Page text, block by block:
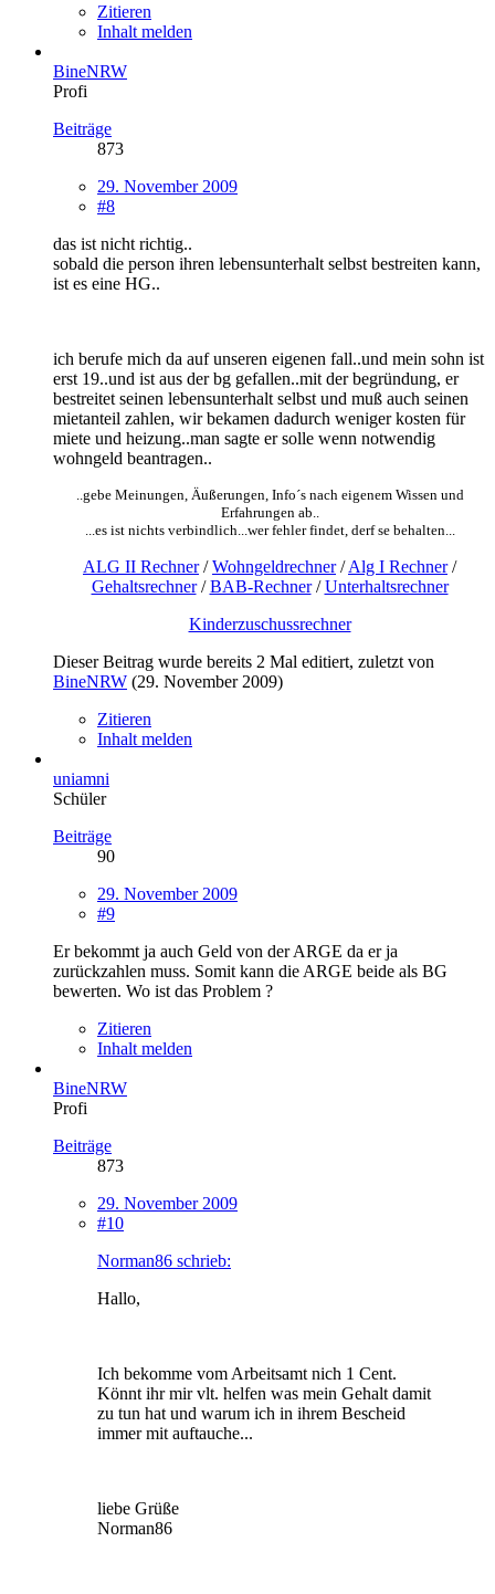
Zitieren
Inhalt melden
BineNRW
Profi
Beiträge
873
29. November 2009
#8
das ist nicht richtig..
sobald die person ihren lebensunterhalt selbst bestreiten kann,
ist es eine HG..
ich berufe mich da auf unseren eigenen fall..und mein sohn ist
erst 19..und ist aus der bg gefallen..mit der begründung, er
bestreitet seinen lebensunterhalt selbst und muß auch seinen
mietanteil zahlen, wir bekamen dadurch weniger kosten für
miete und heizung..man sagte er solle wenn notwendig
wohngeld beantragen..
..gebe Meinungen, Äußerungen, Info´s nach eigenem Wissen und
Erfahrungen ab..
...es ist nichts verbindlich...wer fehler findet, derf se behalten...
ALG II Rechner/Wohngeldrechner/Alg I Rechner/
Gehaltsrechner/BAB-Rechner/Unterhaltsrechner
Kinderzuschussrechner
Dieser Beitrag wurde bereits 2 Mal editiert, zuletzt von
BineNRW (29. November 2009)
Zitieren
Inhalt melden
uniamni
Schüler
Beiträge
90
29. November 2009
#9
Er bekommt ja auch Geld von der ARGE da er ja
zurückzahlen muss. Somit kann die ARGE beide als BG
bewerten. Wo ist das Problem ?
Zitieren
Inhalt melden
BineNRW
Profi
Beiträge
873
29. November 2009
#10
Norman86 schrieb:
Hallo,
Ich bekomme vom Arbeitsamt nich 1 Cent.
Könnt ihr mir vlt. helfen was mein Gehalt damit
zu tun hat und warum ich in ihrem Bescheid
immer mit auftauche...
liebe Grüße
Norman86